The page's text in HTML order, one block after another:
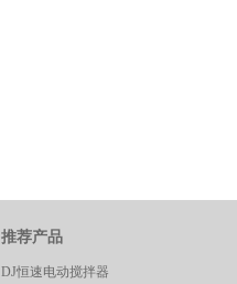
推荐产品
DJ恒速电动搅拌器